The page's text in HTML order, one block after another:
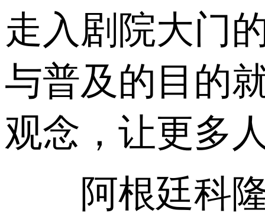
走入剧院大门
与普及的目的
观念，让更多
阿根廷科隆